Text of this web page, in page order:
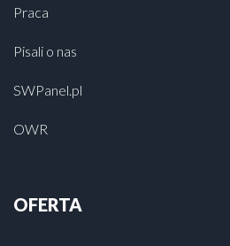
Praca
Pisali o nas
SWPanel.pl
OWR
OFERTA